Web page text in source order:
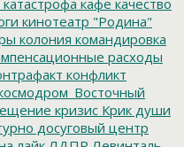
катастрофа кафе качество
кинотеатр "Родина"
колония командировка
расходы
конфликт
кризис Крик души
досуговый центр